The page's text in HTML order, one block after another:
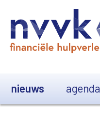
nieuws agenda